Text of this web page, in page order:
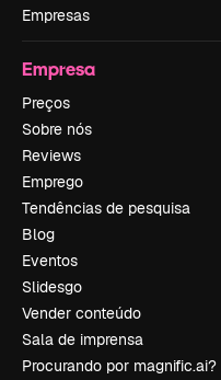
Empresas
Empresa
Preços
Sobre nós
Reviews
Emprego
Tendências de pesquisa
Blog
Eventos
Slidesgo
Vender conteúdo
Sala de imprensa
Procurando por magnific.ai?